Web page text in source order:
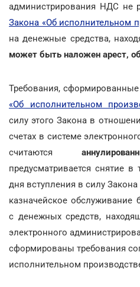
администрирования НДС не
Закона «Об исполнительном
на денежные средства,
может быть наложен арест,
Требования, сформированные
«Об исполнительном
силу этого Закона в
счетах в системе
считаются
предусматривается снятие
дня вступления в силу
казначейское обслуживание
с денежных средств,
электронного
сформированы требования
исполнительном